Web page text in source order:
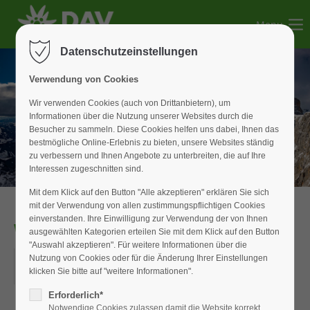
Der Eintrag "offcanvas-col2" existiert leider nicht.
Der Eintrag "offcanvas-col3" existiert leider nicht.
Der Eintrag "offcanvas-col4" existiert leider nicht.
Menu
WAN_Senioren
21.03.2018
ORT: WIESENSTRASSE IN WEISSENBURG
Datenschutzeinstellungen
Verwendung von Cookies
Wir verwenden Cookies (auch von Drittanbietern), um
Informationen über die Nutzung unserer Websites durch die
Besucher zu sammeln. Diese Cookies helfen uns dabei, Ihnen das
bestmögliche Online-Erlebnis zu bieten, unsere Websites ständig
zu verbessern und Ihnen Angebote zu unterbreiten, die auf Ihre
Interessen zugeschnitten sind.
Mit dem Klick auf den Button "Alle akzeptieren" erklären Sie sich
mit der Verwendung von allen zustimmungspflichtigen Cookies
einverstanden. Ihre Einwilligung zur Verwendung der von Ihnen
ausgewählten Kategorien erteilen Sie mit dem Klick auf den Button
"Auswahl akzeptieren". Für weitere Informationen über die
Nutzung von Cookies oder für die Änderung Ihrer Einstellungen
klicken Sie bitte auf "weitere Informationen".
Erforderlich*
Notwendige Cookies zulassen damit die Website korrekt